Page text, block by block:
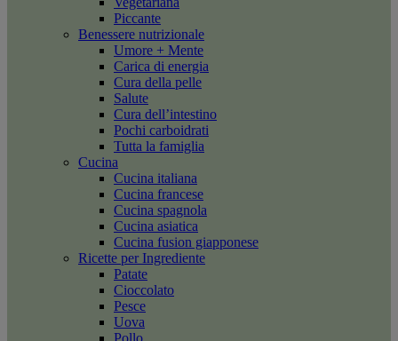
Piccante
Benessere nutrizionale
Umore + Mente
Carica di energia
Cura della pelle
Salute
Cura dell’intestino
Pochi carboidrati
Tutta la famiglia
Cucina
Cucina italiana
Cucina francese
Cucina spagnola
Cucina asiatica
Cucina fusion giapponese
Ricette per Ingrediente
Patate
Cioccolato
Pesce
Uova
Pollo